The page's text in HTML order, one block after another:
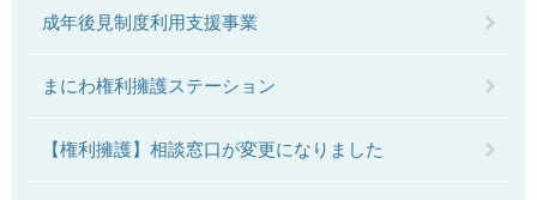
成年後見制度利用支援事業
まにわ権利擁護ステーション
【権利擁護】相談窓口が変更になりました